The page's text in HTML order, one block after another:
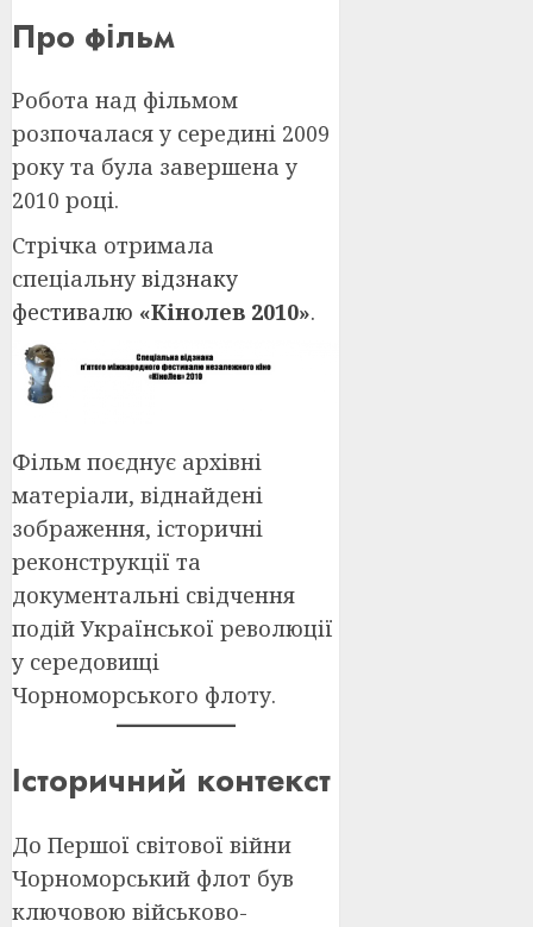
Про фільм
Робота над фільмом
розпочалася у середині 2009
року та була завершена у
2010 році.
Стрічка отримала
спеціальну відзнаку
фестивалю «Кінолев 2010».
Фільм поєднує архівні
матеріали, віднайдені
зображення, історичні
реконструкції та
документальні свідчення
подій Української революції
у середовищі
Чорноморського флоту.
Історичний контекст
До Першої світової війни
Чорноморський флот був
ключовою військово-